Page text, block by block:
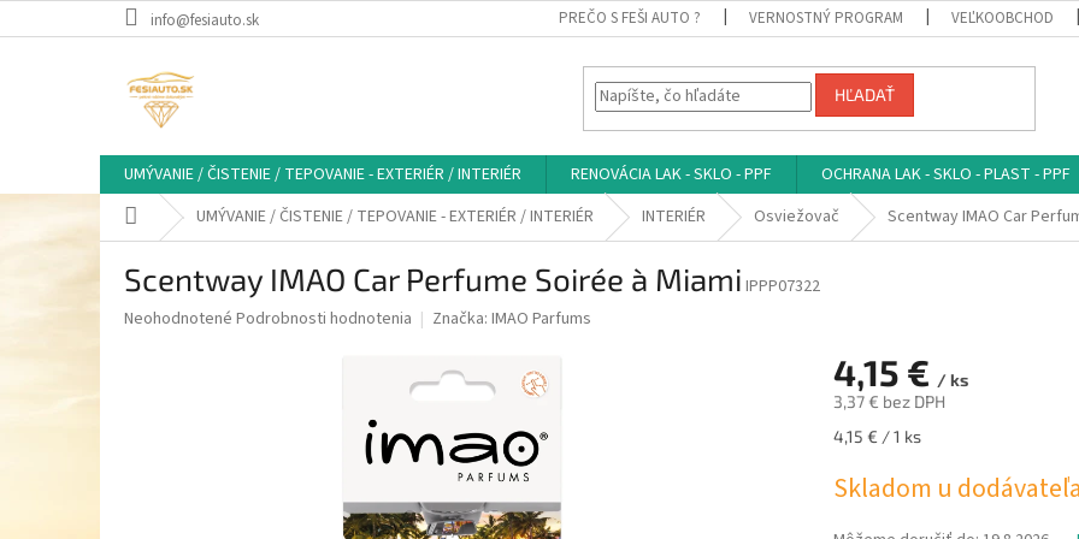
na
info@fesiauto.sk PREČO S FEŠI AUTO ? VERNOSTNÝ PROGRAM VEĽKOOBCHOD
HĽADAŤ
UMÝVANIE / ČISTENIE / TEPOVANIE - EXTERIÉR / INTERIÉR RENOVÁCIA LAK - SKLO - PPF OCHRANA LAK - SKLO - PLAST - PPF
DomovUMÝVANIE / ČISTENIE / TEPOVANIE - EXTERIÉR / INTERIÉR INTERIÉR Osviežovač Scentway IMAO Car
Scentway IMAO Car Perfume Soirée à Miami IPPP07322
Priemerné
Neohodnotené Podrobnosti hodnotenia Značka: IMAO Parfums
4,15 € / ks
3,37 € bez DPH
Jednotková
4,15 € / 1 ks
Skladom u dodávateľa